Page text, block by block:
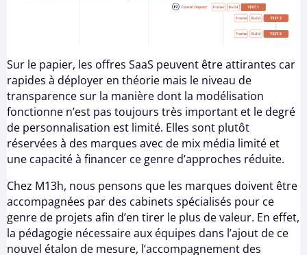
Sur le papier, les offres SaaS peuvent être attirantes car
rapides à déployer en théorie mais le niveau de
transparence sur la manière dont la modélisation
fonctionne n’est pas toujours très important et le degré
de personnalisation est limité. Elles sont plutôt
réservées à des marques avec de mix média limité et
une capacité à financer ce genre d’approches réduite.
Chez M13h, nous pensons que les marques doivent être
accompagnées par des cabinets spécialisés pour ce
genre de projets afin d’en tirer le plus de valeur. En effet,
la pédagogie nécessaire aux équipes dans l’ajout de ce
nouvel étalon de mesure, l’accompagnement des